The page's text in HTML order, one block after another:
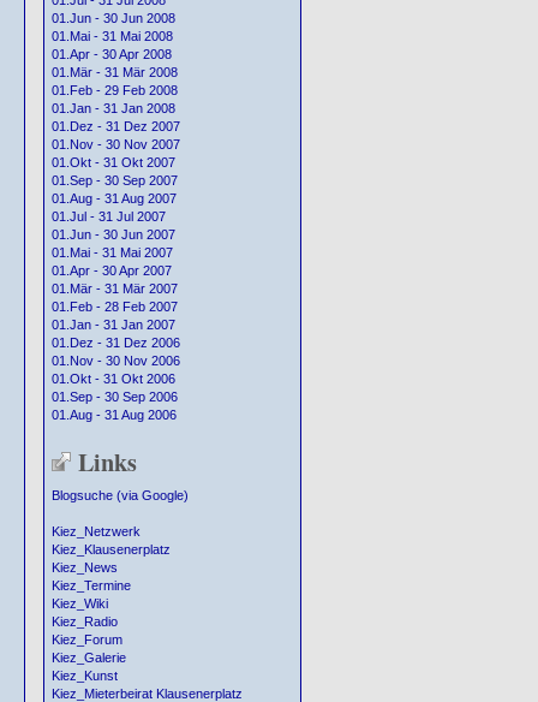
01.Jun - 30 Jun 2008
01.Mai - 31 Mai 2008
01.Apr - 30 Apr 2008
01.Mär - 31 Mär 2008
01.Feb - 29 Feb 2008
01.Jan - 31 Jan 2008
01.Dez - 31 Dez 2007
01.Nov - 30 Nov 2007
01.Okt - 31 Okt 2007
01.Sep - 30 Sep 2007
01.Aug - 31 Aug 2007
01.Jul - 31 Jul 2007
01.Jun - 30 Jun 2007
01.Mai - 31 Mai 2007
01.Apr - 30 Apr 2007
01.Mär - 31 Mär 2007
01.Feb - 28 Feb 2007
01.Jan - 31 Jan 2007
01.Dez - 31 Dez 2006
01.Nov - 30 Nov 2006
01.Okt - 31 Okt 2006
01.Sep - 30 Sep 2006
01.Aug - 31 Aug 2006
Links
Blogsuche (via Google)
Kiez_Netzwerk
Kiez_Klausenerplatz
Kiez_News
Kiez_Termine
Kiez_Wiki
Kiez_Radio
Kiez_Forum
Kiez_Galerie
Kiez_Kunst
Kiez_Mieterbeirat Klausenerplatz